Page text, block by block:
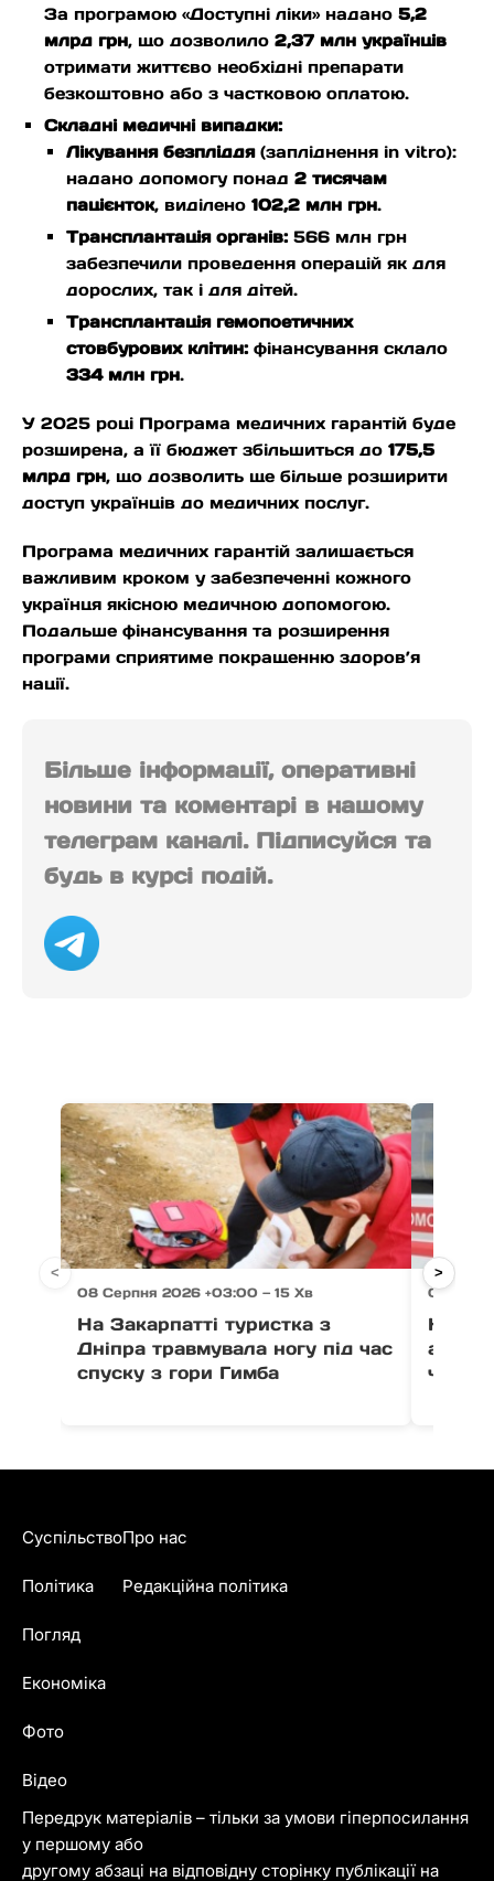
За програмою «Доступні ліки» надано 5,2
млрд грн, що дозволило 2,37 млн українців
отримати життєво необхідні препарати
безкоштовно або з частковою оплатою.
Складні медичні випадки:
Лікування безпліддя(запліднення in vitro):
надано допомогу понад 2 тисячам
пацієнток, виділено 102,2 млн грн.
Трансплантація органів:566 млн грн
забезпечили проведення операцій як для
дорослих, так і для дітей.
Трансплантація гемопоетичних
стовбурових клітин:фінансування склало
334 млн грн.
У 2025 році Програма медичних гарантій буде
розширена, а її бюджет збільшиться до 175,5
млрд грн, що дозволить ще більше розширити
доступ українців до медичних послуг.
Програма медичних гарантій залишається
важливим кроком у забезпеченні кожного
українця якісною медичною допомогою.
Подальше фінансування та розширення
програми сприятиме покращенню здоров’я
нації.
Більше інформації, оперативні
новини та коментарі в нашому
телеграм каналі. Підписуйся та
будь в курсі подій.
08 Серпня 2026 +03:00 — 15 Хв
На Закарпатті туристка з
Дніпра травмувала ногу під час
спуску з гори Гимба
08
На
< >
Передрук матеріалів – тільки за умови гіперпосилання
у першому або
другому абзаці на відповідну сторінку публікації на
Суспільство
Політика
Погляд
Економіка
Фото
Відео
Про нас
Редакційна політика